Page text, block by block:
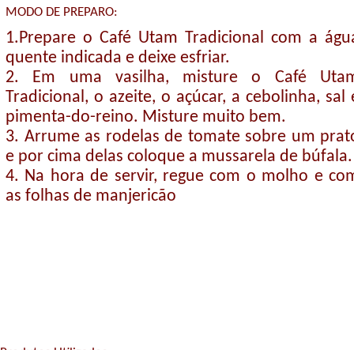
MODO DE PREPARO:
1.Prepare o Café Utam Tradicional com a
quente indicada e deixe esfriar.
2. Em uma vasilha, misture o Café
Tradicional, o azeite, o açúcar, a cebolinha, sal
pimenta-do-reino. Misture muito bem.
3. Arrume as rodelas de tomate sobre um
e por cima delas coloque a mussarela de búfala.
4. Na hora de servir, regue com o molho e
as folhas de manjericão